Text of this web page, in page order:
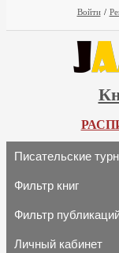
Войти /
Писательские
Фильтр книг
Фильтр
Личный кабинет